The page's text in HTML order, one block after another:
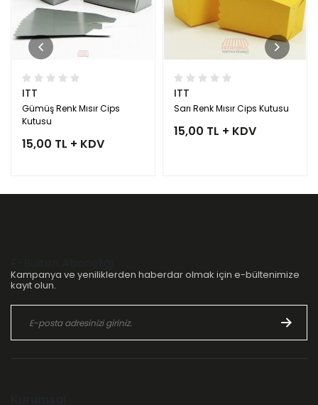
ITT
Gümüş Renk Mısır Cips
Kutusu
15,00 TL + KDV
ITT
Sarı Renk Mısır Cips Kutusu
15,00 TL + KDV
Kampanya ve yeniliklerden haberdar olmak için e-bültenimize
kayıt olun.